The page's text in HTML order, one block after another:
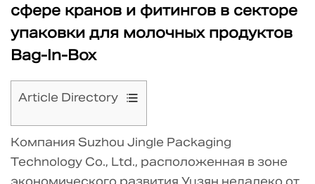
сфере кранов и фитингов в секторе
упаковки для молочных продуктов
Bag-In-Box
Article Directory
1
Усовершенствованная
морфология
Компания Suzhou Jingle Packaging
Technology Co., Ltd., расположенная в зоне